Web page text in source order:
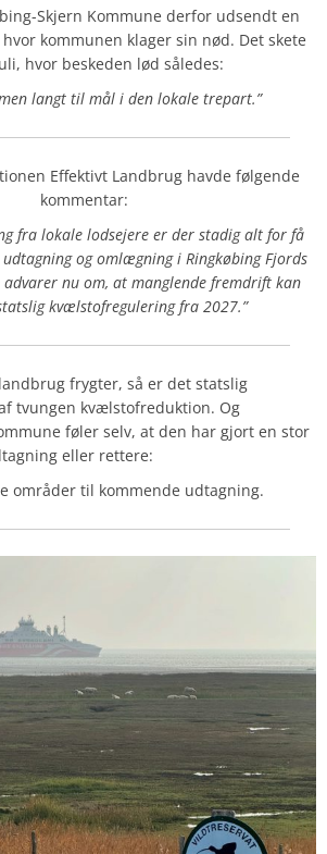
Skjern Kommune derfor udsendt en
kommunen klager sin nød. Det skete
hvor beskeden lød således:
langt til mål i den lokale trepart.”
Effektivt Landbrug havde følgende
kommentar:
fra lokale lodsejere er der stadig alt for få
og omlægning i Ringkøbing Fjords
nu om, at manglende fremdrift kan
kvælstofregulering fra 2027.”
frygter, så er det statslig
tvungen kvælstofreduktion. Og
føler selv, at den har gjort en stor
eller rettere:
områder til kommende udtagning.